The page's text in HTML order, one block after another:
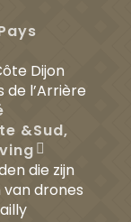
Dijon
de l’Arrière
&Sud,
die zijn
drones